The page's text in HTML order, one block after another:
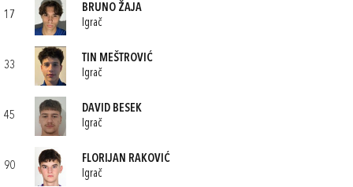
17
BRUNO ŽAJA
Igrač
33
TIN MEŠTROVIĆ
Igrač
45
DAVID BESEK
Igrač
90
FLORIJAN RAKOVIĆ
Igrač